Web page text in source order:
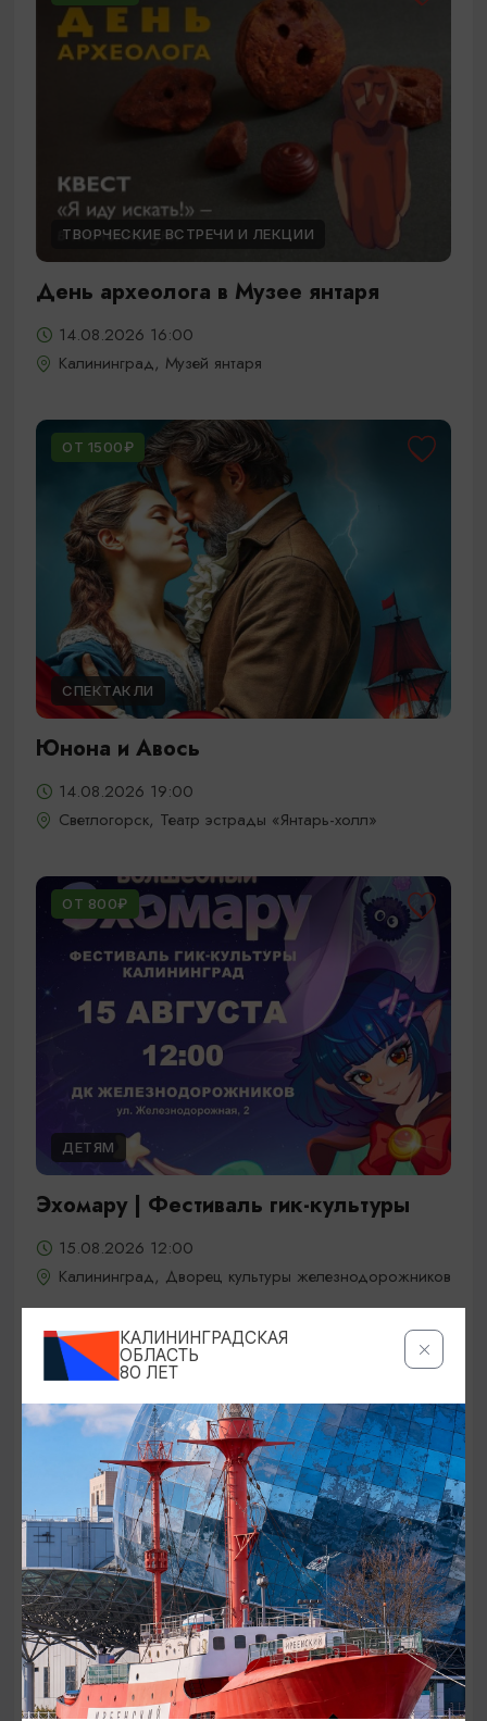
ТВОРЧЕСКИЕ ВСТРЕЧИ И ЛЕКЦИИ
День археолога в Музее янтаря
14.08.2026 16:00
Калининград, Музей янтаря
ОТ 1500₽
СПЕКТАКЛИ
Юнона и Авось
14.08.2026 19:00
Светлогорск, Театр эстрады «Янтарь-холл»
ОТ 800₽
ДЕТЯМ
Эхомару | Фестиваль гик-культуры
15.08.2026 12:00
Калининград, Дворец культуры железнодорожников
ОТ 5000₽
КОНЦЕРТЫ
Jony / Джони
15.08.2026 19:00
КАЛИНИНГРАДСКАЯ
ОБЛАСТЬ
80 ЛЕТ